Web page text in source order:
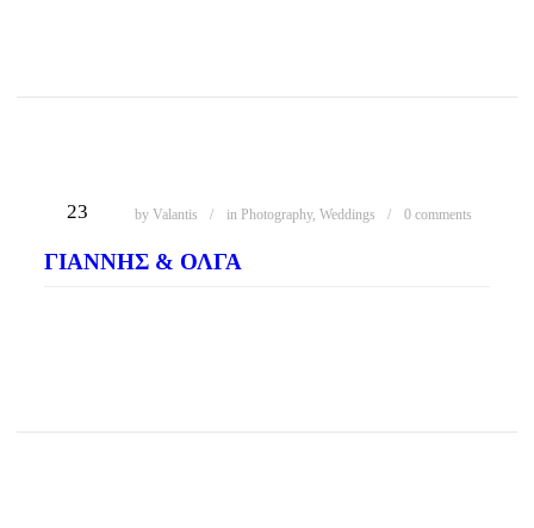
23 by Valantis in Photography, Weddings 0 comments
ΓΙΆΝΝΗΣ & ΌΛΓΑ